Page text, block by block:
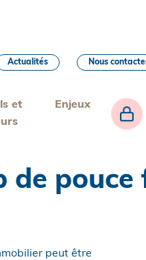
et
Enjeux
Actualités Nous
pouce
peut être